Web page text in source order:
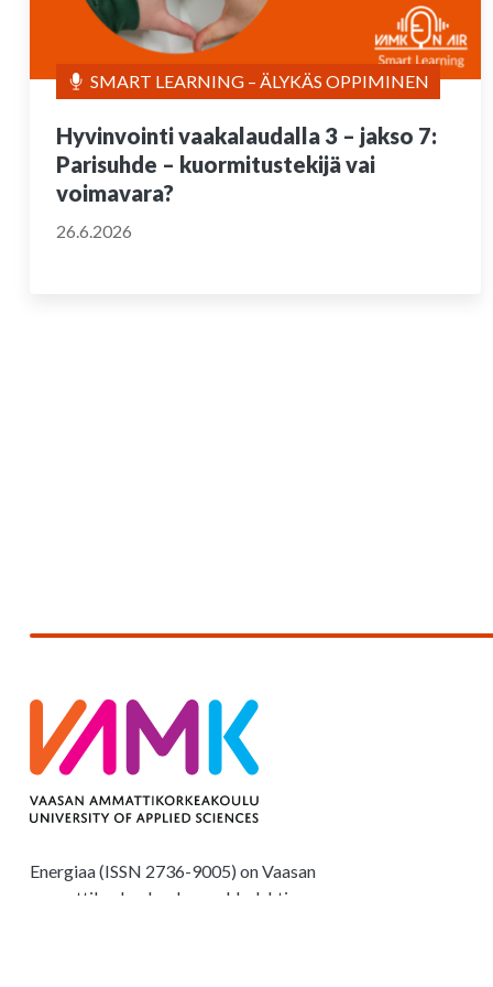
SMART LEARNING – ÄLYKÄS OPPIMINEN
Hyvinvointi vaakalaudalla 3 – jakso 7:
Parisuhde – kuormitustekijä vai
voimavara?
26.6.2026
Energiaa (ISSN 2736-9005) on Vaasan
ammattikorkeakoulun verkkolehti.